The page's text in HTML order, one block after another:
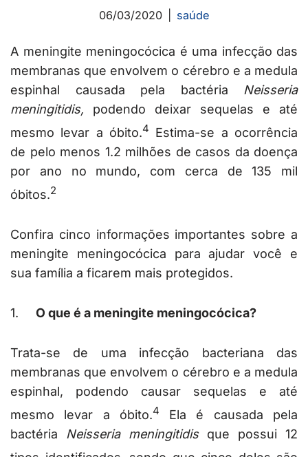
06/03/2020 saúde
A meningite meningocócica é uma infecção das
membranas que envolvem o cérebro e a medula
espinhal causada pela bactéria Neisseria
meningitidis, podendo
deixar sequelas e até
mesmo levar a óbito.4 Estima-se a ocorrência
de pelo menos 1.2 milhões de casos da doença
por ano no mundo, com cerca de 135 mil
óbitos.2
Confira cinco informações importantes sobre a
meningite meningocócica para ajudar você e
sua família a ficarem mais protegidos.
1. O que é a meningite meningocócica?
Trata-se de uma infecção bacteriana das
membranas que envolvem o cérebro e a medula
espinhal, podendo causar sequelas e até
mesmo levar a óbito.4 Ela é causada pela
bactéria Neisseria meningitidisque possui 12